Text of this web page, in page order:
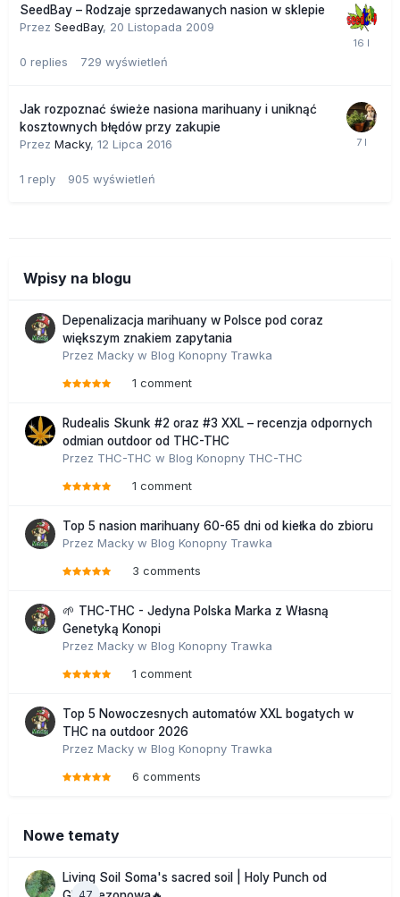
SeedBay – Rodzaje sprzedawanych nasion w sklepie
Przez SeedBay, 20 Listopada 2009
0 replies 729 wyświetleń
Jak rozpoznać świeże nasiona marihuany i uniknąć
kosztownych błędów przy zakupie
Przez Macky, 12 Lipca 2016
1 reply 905 wyświetleń
Wpisy na blogu
Depenalizacja marihuany w Polsce pod coraz
większym znakiem zapytania
Przez Macky w Blog Konopny Trawka
1 comment
Rudealis Skunk #2 oraz #3 XXL – recenzja odpornych
odmian outdoor od THC-THC
Przez THC-THC w Blog Konopny THC-THC
1 comment
Top 5 nasion marihuany 60-65 dni od kiełka do zbioru
Przez Macky w Blog Konopny Trawka
3 comments
🌱 THC-THC - Jedyna Polska Marka z Własną
Genetyką Konopi
Przez Macky w Blog Konopny Trawka
1 comment
Top 5 Nowoczesnych automatów XXL bogatych w
THC na outdoor 2026
Przez Macky w Blog Konopny Trawka
6 comments
Nowe tematy
Living Soil Soma's sacred soil | Holy Punch od